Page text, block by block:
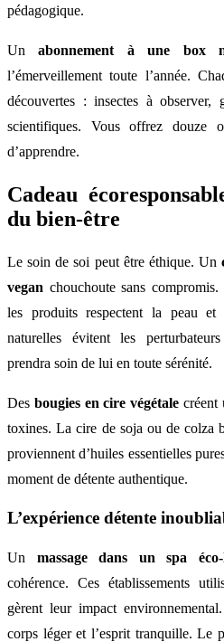
pédagogique.
Unabonnement à une box
l’émerveillement toute l’année.
découvertes : insectes à observer,
scientifiques. Vous offrez douze
d’apprendre.
Cadeau
du bien-être
Le soin de soi peut être éthique. Un
vegan chouchoute sans
les produits respectent la peau
naturelles évitent les
prendra soin de lui en toute sérénité.
Des bougies en cire végétale créent
toxines. La cire de soja ou de colza
proviennent d’huiles essentielles
moment de détente authentique.
L’expérience détente
Un massage dans un spa éco-
cohérence. Ces établissements
gèrent leur impact
corps léger et l’esprit tranquille. Le